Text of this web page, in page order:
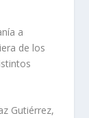
a
de los
Gutiérrez,